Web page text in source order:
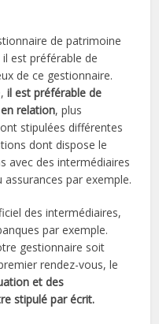
de patrimoine
est préférable de
de ce gestionnaire.
il est préférable de
relation, plus
stipulées différentes
dont dispose le
avec des intermédiaires
par exemple.
des intermédiaires,
par exemple.
gestionnaire soit
rendez-vous, le
et des
stipulé par écrit.